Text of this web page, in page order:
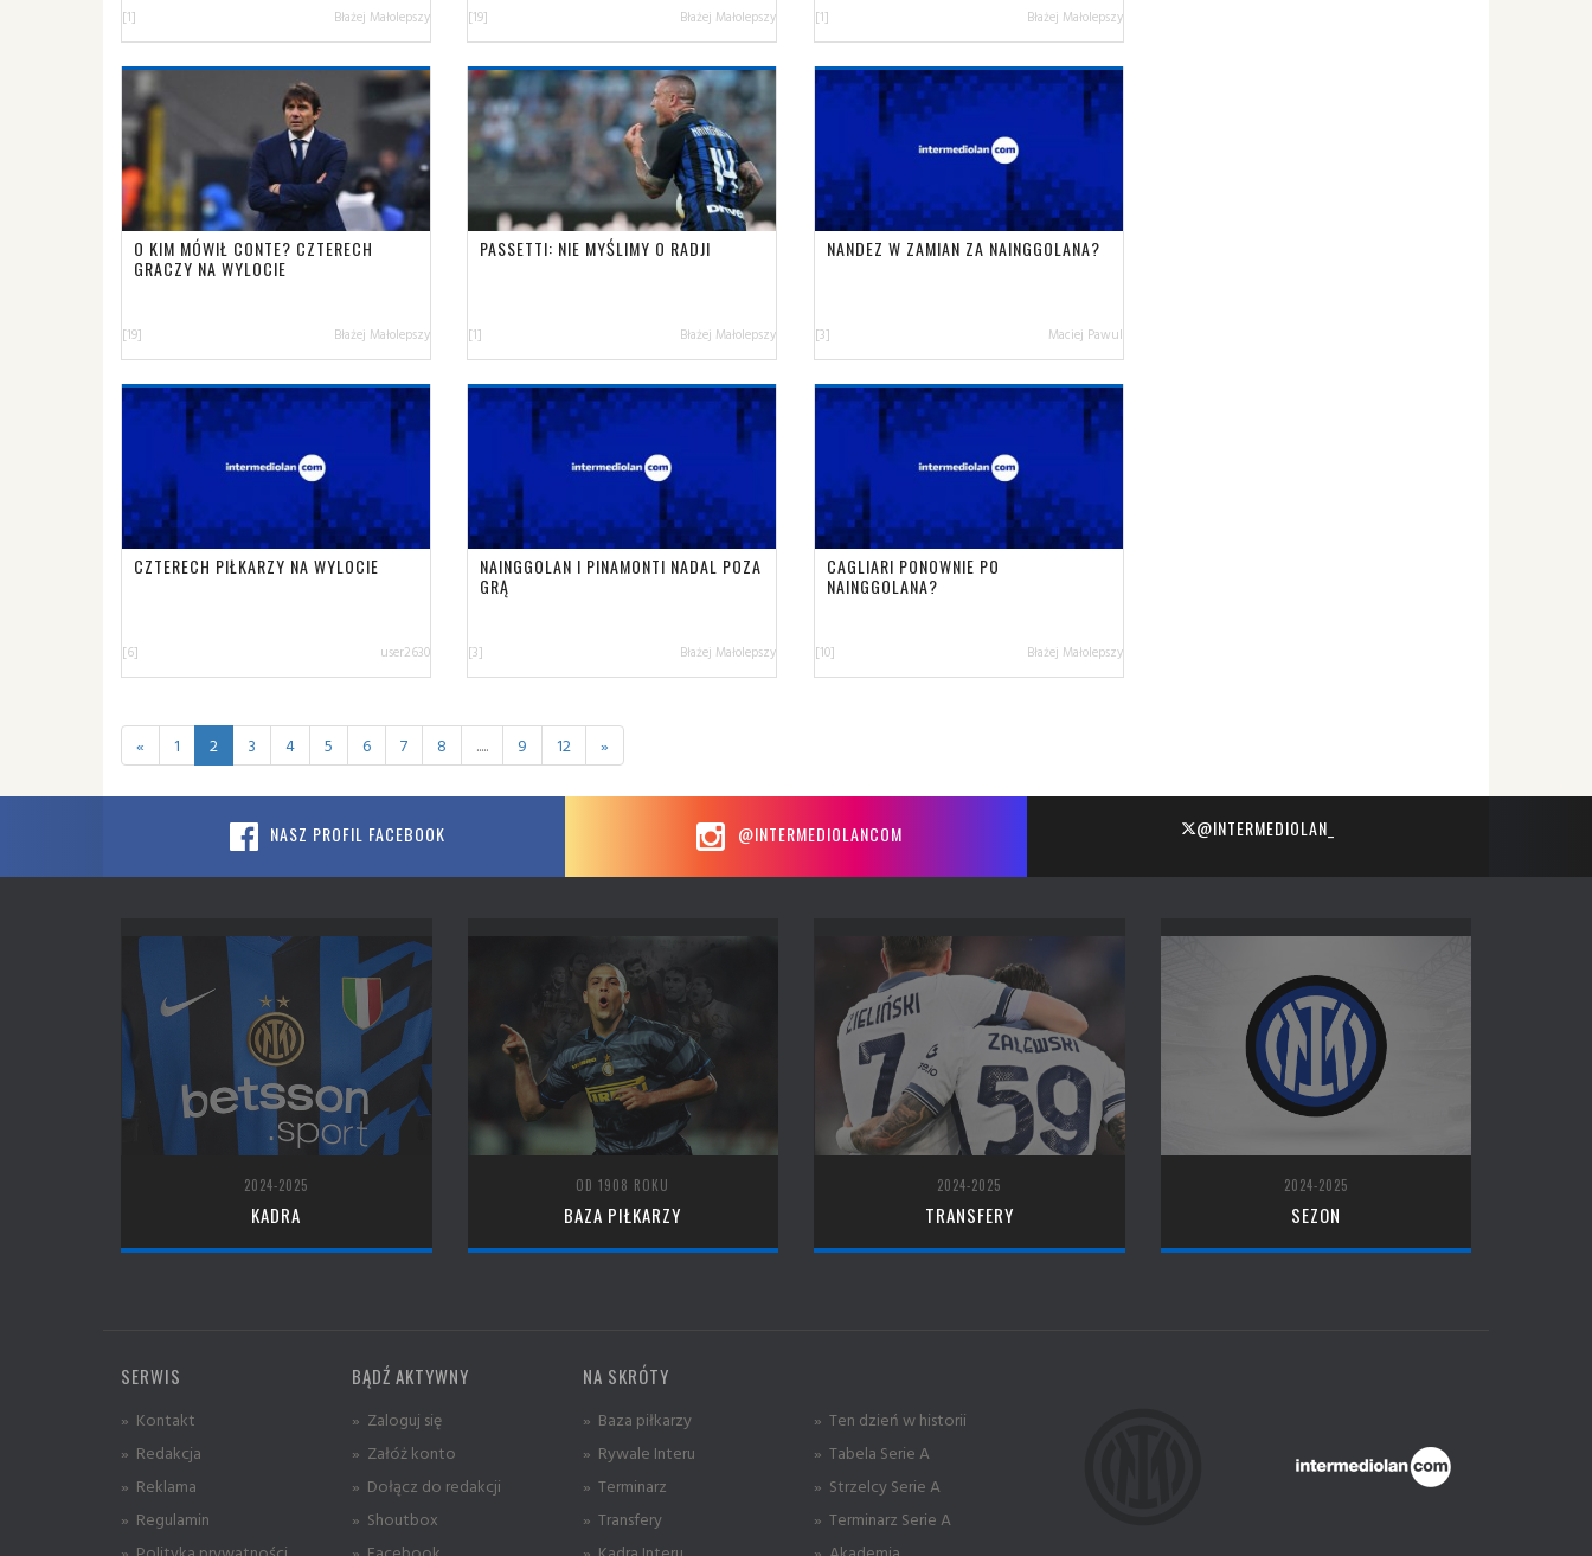
[1] Błażej Małolepszy [19] Błażej Małolepszy [1] Błażej Małolepszy
O KIM MÓWIŁ CONTE? CZTERECH
GRACZY NA WYLOCIE
[19] Błażej Małolepszy
PASSETTI: NIE MYŚLIMY O RADJI
[1] Błażej Małolepszy
NANDEZ W ZAMIAN ZA NAINGGOLANA?
[3] Maciej Pawul
CZTERECH PIŁKARZY NA WYLOCIE
[6] user2630
NAINGGOLAN I PINAMONTI NADAL POZA
GRĄ
[3] Błażej Małolepszy
CAGLIARI PONOWNIE PO
NAINGGOLANA?
[10] Błażej Małolepszy
« 1 2 3 4 5 6 7 8 ..... 9 12 »
NASZ PROFIL FACEBOOK @INTERMEDIOLANCOM @INTERMEDIOLAN_
2024-2025
KADRA
OD 1908 ROKU
BAZA PIŁKARZY
2024-2025
TRANSFERY
2024-2025
SEZON
SERWIS
» Kontakt
» Redakcja
» Reklama
» Regulamin
BĄDŹ AKTYWNY
» Zaloguj się
» Załóż konto
» Dołącz do redakcji
» Shoutbox
NA SKRÓTY
» Baza piłkarzy
» Rywale Interu
» Terminarz
» Transfery
» Ten dzień w historii
» Tabela Serie A
» Strzelcy Serie A
» Terminarz Serie A